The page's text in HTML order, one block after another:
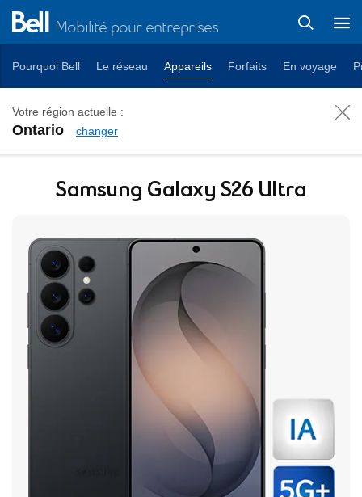
Mobilité pour entreprises
Pourquoi Bell Le réseau Appareils Forfaits En voyage
Votre région actuelle :
Ontario changer
Samsung Galaxy S26 Ultra